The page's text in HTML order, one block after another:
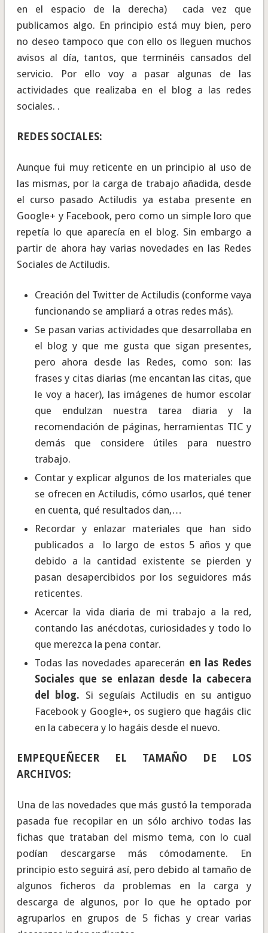
en el espacio de la derecha) cada vez que
publicamos algo. En principio está muy bien, pero
no deseo tampoco que con ello os lleguen muchos
avisos al día, tantos, que terminéis cansados del
servicio. Por ello voy a pasar algunas de las
actividades que realizaba en el blog a las redes
sociales. .
REDES SOCIALES:
Aunque fui muy reticente en un principio al uso de
las mismas, por la carga de trabajo añadida, desde
el curso pasado Actiludis ya estaba presente en
Google+ y Facebook, pero como un simple loro que
repetía lo que aparecía en el blog. Sin embargo a
partir de ahora hay varias novedades en las Redes
Sociales de Actiludis.
Creación del Twitter de Actiludis (conforme vaya
funcionando se ampliará a otras redes más).
Se pasan varias actividades que desarrollaba en
el blog y que me gusta que sigan presentes,
pero ahora desde las Redes, como son: las
frases y citas diarias (me encantan las citas, que
le voy a hacer), las imágenes de humor escolar
que endulzan nuestra tarea diaria y la
recomendación de páginas, herramientas TIC y
demás que considere útiles para nuestro
trabajo.
Contar y explicar algunos de los materiales que
se ofrecen en Actiludis, cómo usarlos, qué tener
en cuenta, qué resultados dan,…
Recordar y enlazar materiales que han sido
publicados a lo largo de estos 5 años y que
debido a la cantidad existente se pierden y
pasan desapercibidos por los seguidores más
reticentes.
Acercar la vida diaria de mi trabajo a la red,
contando las anécdotas, curiosidades y todo lo
que merezca la pena contar.
Todas las novedades aparecerán en las Redes
Sociales que se enlazan desde la cabecera
del blog. Si seguíais Actiludis en su antiguo
Facebook y Google+, os sugiero que hagáis clic
en la cabecera y lo hagáis desde el nuevo.
EMPEQUEÑECER EL TAMAÑO DE LOS
ARCHIVOS:
Una de las novedades que más gustó la temporada
pasada fue recopilar en un sólo archivo todas las
fichas que trataban del mismo tema, con lo cual
podían descargarse más cómodamente. En
principio esto seguirá así, pero debido al tamaño de
algunos ficheros da problemas en la carga y
descarga de algunos, por lo que he optado por
agruparlos en grupos de 5 fichas y crear varias